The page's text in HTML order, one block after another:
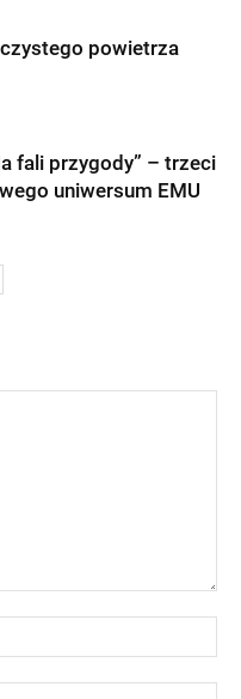
powietrza
fali przygody” – trzeci
uniwersum EMU